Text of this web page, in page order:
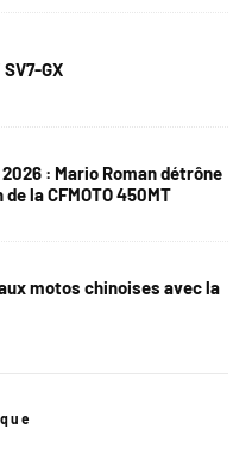
GX
: Mario Roman détrône
la CFMOTO 450MT
motos chinoises avec la